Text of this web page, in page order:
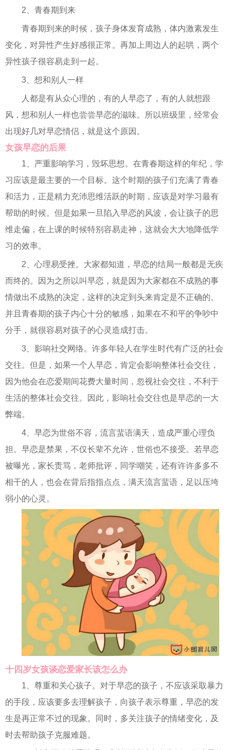
2、青春期到来
青春期到来的时候，孩子身体发育成熟，体内激素发生
变化，对异性产生好感很正常。再加上周边人的起哄，两个
异性孩子很容易走到一起。
3、想和别人一样
人都是有从众心理的，有的人早恋了，有的人就想跟
风，想和别人一样也尝尝早恋的滋味。所以班级里，经常会
出现好几对早恋情侣，就是这个原因。
女孩早恋的后果
1、严重影响学习，毁坏思想。在青春期这样的年纪，学
习应该是最主要的一个目标。这个时期的孩子们充满了青春
和活力，正是精力充沛思维活跃的时期，应该是对学习最有
帮助的时候。但是如果一旦陷入早恋的风波，会让孩子的思
维走偏，在上课的时候特别容易走神，这就会大大地降低学
习的效率。
2、心理易受挫。大家都知道，早恋的结局一般都是无疾
而终的。因为之所以叫早恋，就是因为大家都在不成熟的事
情做出不成熟的决定，这样的决定到头来肯定是不正确的。
并且青春期的孩子内心十分的敏感，如果在不和平的争吵中
分手，就很容易对孩子的心灵造成打击。
3、影响社交网络。许多年轻人在学生时代有广泛的社会
交往。但是，如果一个人早恋，肯定会影响整体社会交往，
因为他会在恋爱期间花费大量时间，忽视社会交往，不利于
生活的整体社会交往。因此，影响社会交往也是早恋的一大
弊端。
4、早恋为世俗不容，流言蜚语满天，造成严重心理负
担。早恋是禁果，不仅长辈不允许，世俗也不接受。若早恋
被曝光，家长责骂，老师批评，同学嘲笑，还有许许多多不
相干的人，也会在背后指指点点，满天流言蜚语，足以压垮
弱小的心灵。
十四岁女孩谈恋爱家长该怎么办
1、尊重和关心孩子。对于早恋的孩子，不应该采取暴力
的手段，应该要多去理解孩子，向孩子表示尊重，早恋的发
生是再正常不过的现象。同时，多关注孩子的情绪变化，及
时去帮助孩子克服难题。